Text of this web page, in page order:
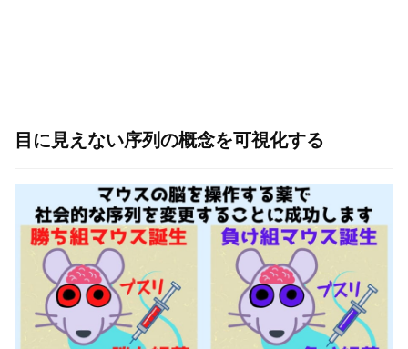
目に見えない序列の概念を可視化する